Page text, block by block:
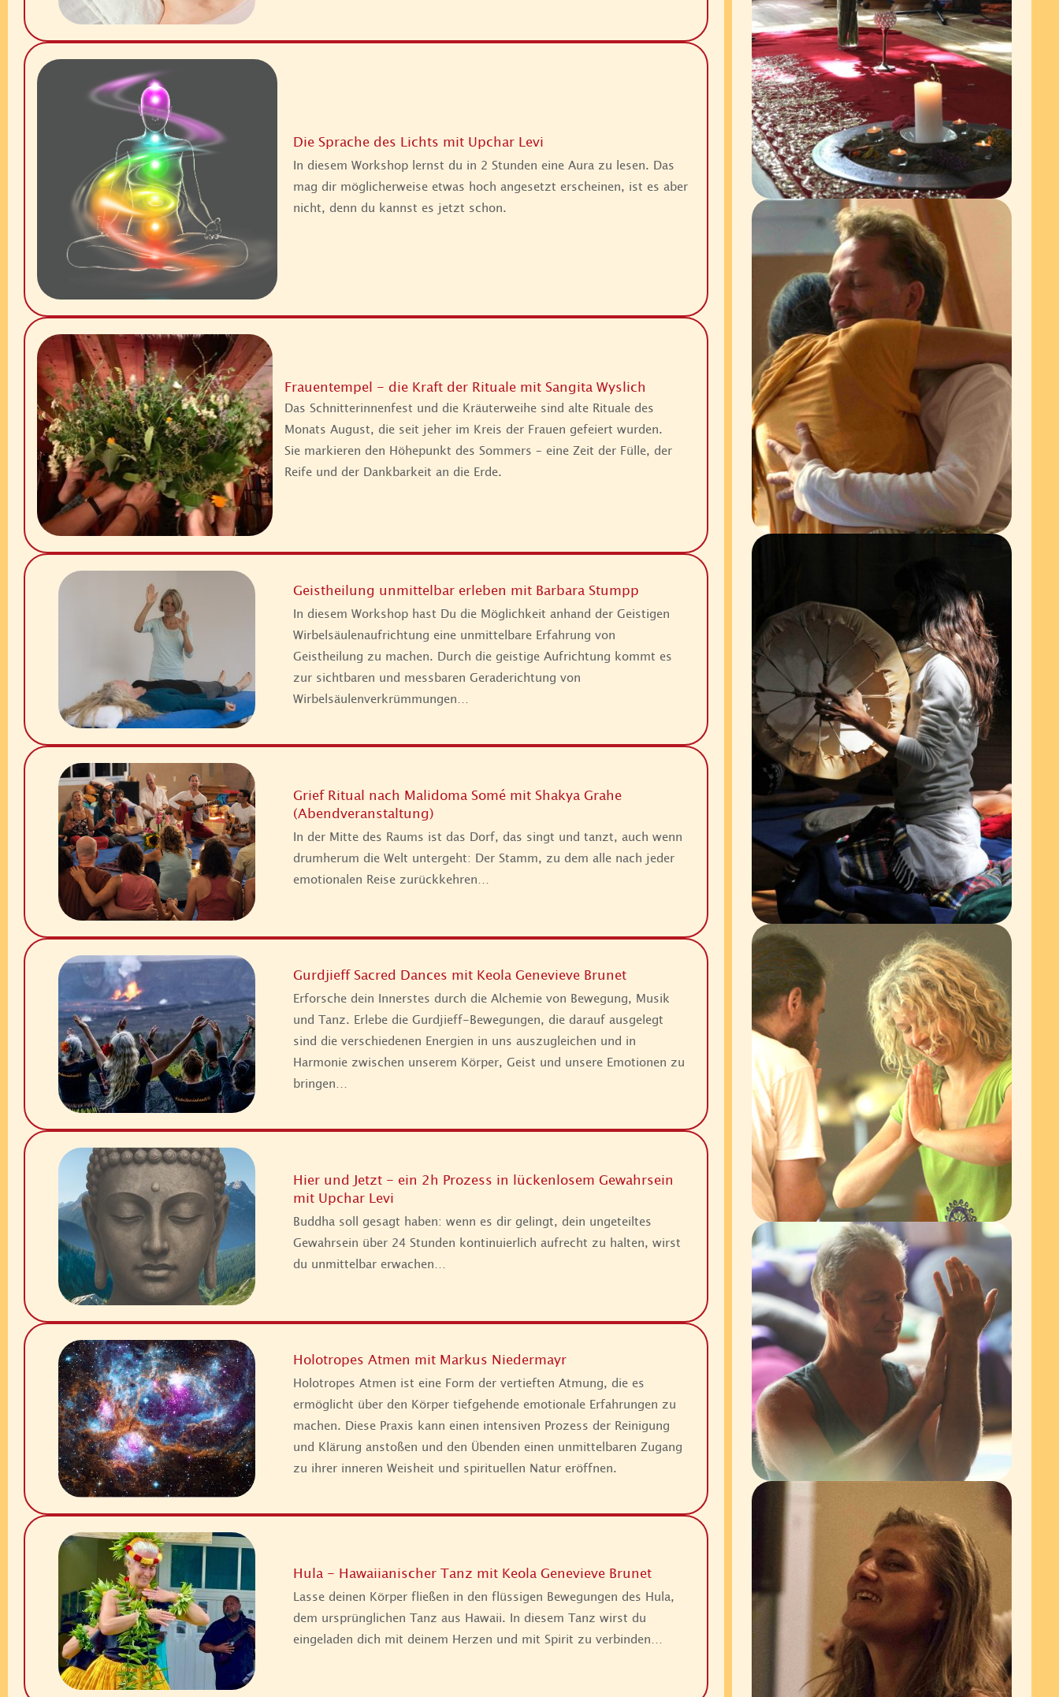
Die Sprache des Lichts mit Upchar Levi
In diesem Workshop lernst du in 2 Stunden eine Aura zu lesen. Das
mag dir möglicherweise etwas hoch angesetzt erscheinen, ist es aber
nicht, denn du kannst es jetzt schon.
Frauentempel - die Kraft der Rituale mit Sangita Wyslich
Das Schnitterinnenfest und die Kräuterweihe sind alte Rituale des
Monats August, die seit jeher im Kreis der Frauen gefeiert wurden.
Sie markieren den Höhepunkt des Sommers – eine Zeit der Fülle, der
Reife und der Dankbarkeit an die Erde.
Geistheilung unmittelbar erleben mit Barbara Stumpp
In diesem Workshop hast Du die Möglichkeit anhand der Geistigen
Wirbelsäulenaufrichtung eine unmittelbare Erfahrung von
Geistheilung zu machen. Durch die geistige Aufrichtung kommt es
zur sichtbaren und messbaren Geraderichtung von
Wirbelsäulenverkrümmungen…
Grief Ritual nach Malidoma Somé mit Shakya Grahe
(Abendveranstaltung)
In der Mitte des Raums ist das Dorf, das singt und tanzt, auch wenn
drumherum die Welt untergeht: Der Stamm, zu dem alle nach jeder
emotionalen Reise zurückkehren…
Gurdjieff Sacred Dances mit Keola Genevieve Brunet
Erforsche dein Innerstes durch die Alchemie von Bewegung, Musik
und Tanz. Erlebe die Gurdjieff-Bewegungen, die darauf ausgelegt
sind die verschiedenen Energien in uns auszugleichen und in
Harmonie zwischen unserem Körper, Geist und unsere Emotionen zu
bringen…
Hier und Jetzt - ein 2h Prozess in lückenlosem Gewahrsein
mit Upchar Levi
Buddha soll gesagt haben: wenn es dir gelingt, dein ungeteiltes
Gewahrsein über 24 Stunden kontinuierlich aufrecht zu halten, wirst
du unmittelbar erwachen…
Holotropes Atmen mit Markus Niedermayr
Holotropes Atmen ist eine Form der vertieften Atmung, die es
ermöglicht über den Körper tiefgehende emotionale Erfahrungen zu
machen. Diese Praxis kann einen intensiven Prozess der Reinigung
und Klärung anstoßen und den Übenden einen unmittelbaren Zugang
zu ihrer inneren Weisheit und spirituellen Natur eröffnen.
Hula - Hawaiianischer Tanz mit Keola Genevieve Brunet
Lasse deinen Körper fließen in den flüssigen Bewegungen des Hula,
dem ursprünglichen Tanz aus Hawaii. In diesem Tanz wirst du
eingeladen dich mit deinem Herzen und mit Spirit zu verbinden…